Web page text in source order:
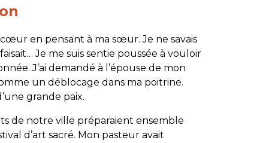
cœur en pensant à ma sœur. Je ne savais
Je me suis sentie poussée à vouloir
J’ai demandé à l’épouse de mon
un déblocage dans ma poitrine.
grande paix.
de notre ville préparaient ensemble
d’art sacré. Mon pasteur avait